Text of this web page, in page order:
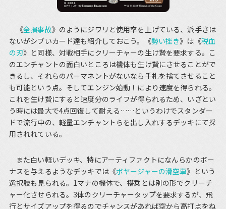
《全損事故》のようにジワリと使用率を上げている、派手さは
ないがシブいカード達も紹介しておこう。《勢い挫き》は《税血
の刃》と同様、対戦相手にクリーチャーの生け贄を要求する。こ
のエンチャントの面白いところは機体も生け贄にさせることがで
きるし、それらのパーマネントがないなら手札を捨てさせること
も可能という点。そしてエンジン始動！により速度を得られる。
これを生け贄にすると速度分のライフが得られるため、いざとい
う時には最大で4点回復して耐える……というわけでスタンダー
ドで流行中の、軽量エンチャントらを出し入れするデッキにて採
用されれている。
また白い軽いデッキ、特にアーティファクトになんらかのボー
ナスを与えるようなデッキでは《ボヤージャーの滑空車》という
選択肢も見られる。1マナの機体で、搭乗とは別の形でクリーチ
ャー化させられる。3体のクリーチャータップを要求するが、飛
行とサイズアップを得るのでチャンスがあれば空から高打点をね